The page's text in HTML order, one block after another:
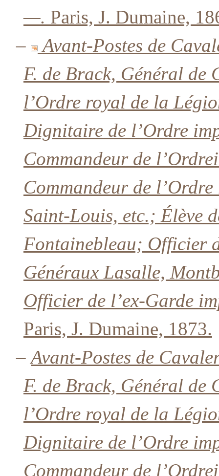
—. Paris, J. Dumaine,
–
Avant-Postes de
F. de Brack, Général de
l’Ordre royal de la
Dignitaire de l’Ordre
Commandeur de
Commandeur de
Saint-Louis, etc.; Élève
Fontainebleau; Officier
Généraux Lasalle,
Officier de l’ex-Garde
Paris, J. Dumaine, 1873.
–Avant-Postes de
F. de Brack, Général de
l’Ordre royal de la
Dignitaire de l’Ordre
Commandeur de